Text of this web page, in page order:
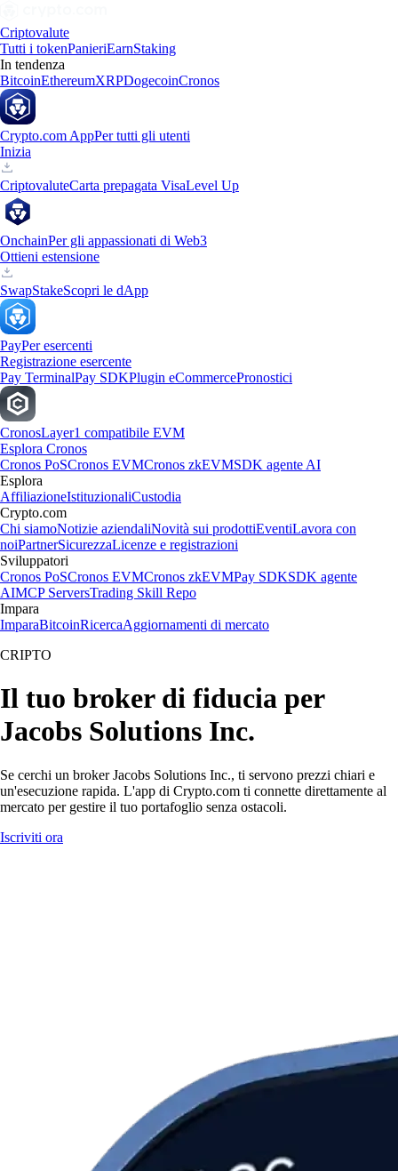
Criptovalute
Tutti i tokenPanieriEarnStaking
In tendenza
BitcoinEthereumXRPDogecoinCronos
Crypto.com AppPer tutti gli utenti
Inizia
CriptovaluteCarta prepagata VisaLevel Up
OnchainPer gli appassionati di Web3
Ottieni estensione
SwapStakeScopri le dApp
PayPer esercenti
Registrazione esercente
Pay TerminalPay SDKPlugin eCommercePronostici
CronosLayer1 compatibile EVM
Esplora Cronos
Cronos PoSCronos EVMCronos zkEVMSDK agente AI
Esplora
AffiliazioneIstituzionaliCustodia
Crypto.com
Chi siamoNotizie aziendaliNovità sui prodottiEventiLavora con
noiPartnerSicurezzaLicenze e registrazioni
Sviluppatori
Cronos PoSCronos EVMCronos zkEVMPay SDKSDK agente
AIMCP ServersTrading Skill Repo
Impara
ImparaBitcoinRicercaAggiornamenti di mercato
CRIPTO
Il tuo broker di fiducia per
Jacobs Solutions Inc.
Se cerchi un broker Jacobs Solutions Inc., ti servono prezzi chiari e
un'esecuzione rapida. L'app di Crypto.com ti connette direttamente al
mercato per gestire il tuo portafoglio senza ostacoli.
Iscriviti ora